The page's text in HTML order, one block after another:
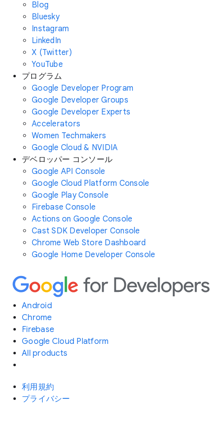
Blog
Bluesky
Instagram
LinkedIn
X (Twitter)
YouTube
プログラム
Google Developer Program
Google Developer Groups
Google Developer Experts
Accelerators
Women Techmakers
Google Cloud & NVIDIA
デベロッパー コンソール
Google API Console
Google Cloud Platform Console
Google Play Console
Firebase Console
Actions on Google Console
Cast SDK Developer Console
Chrome Web Store Dashboard
Google Home Developer Console
Android
Chrome
Firebase
Google Cloud Platform
All products
利用規約
プライバシー